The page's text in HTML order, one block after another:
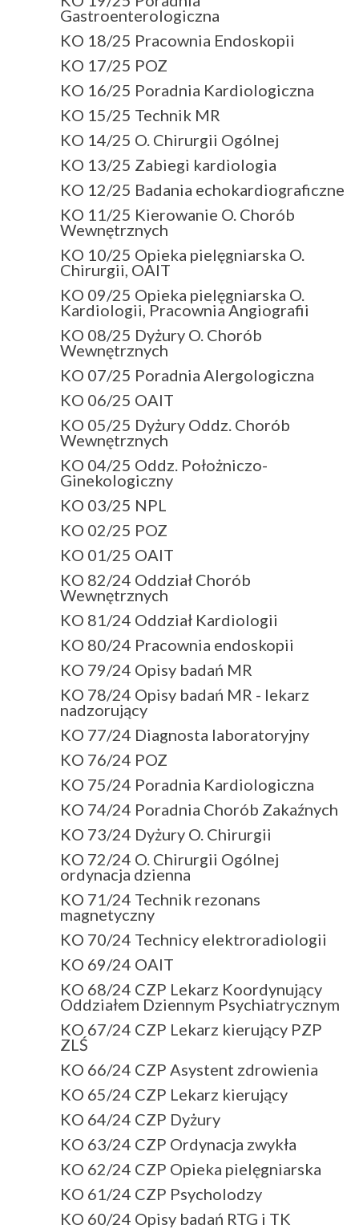
Gastroenterologiczna
KO 18/25 Pracownia Endoskopii
KO 17/25 POZ
KO 16/25 Poradnia Kardiologiczna
KO 15/25 Technik MR
KO 14/25 O. Chirurgii Ogólnej
KO 13/25 Zabiegi kardiologia
KO 12/25 Badania echokardiograficzne
KO 11/25 Kierowanie O. Chorób
Wewnętrznych
KO 10/25 Opieka pielęgniarska O.
Chirurgii, OAIT
KO 09/25 Opieka pielęgniarska O.
Kardiologii, Pracownia Angiografii
KO 08/25 Dyżury O. Chorób
Wewnętrznych
KO 07/25 Poradnia Alergologiczna
KO 06/25 OAIT
KO 05/25 Dyżury Oddz. Chorób
Wewnętrznych
KO 04/25 Oddz. Położniczo-
Ginekologiczny
KO 03/25 NPL
KO 02/25 POZ
KO 01/25 OAIT
KO 82/24 Oddział Chorób
Wewnętrznych
KO 81/24 Oddział Kardiologii
KO 80/24 Pracownia endoskopii
KO 79/24 Opisy badań MR
KO 78/24 Opisy badań MR - lekarz
nadzorujący
KO 77/24 Diagnosta laboratoryjny
KO 76/24 POZ
KO 75/24 Poradnia Kardiologiczna
KO 74/24 Poradnia Chorób Zakaźnych
KO 73/24 Dyżury O. Chirurgii
KO 72/24 O. Chirurgii Ogólnej
ordynacja dzienna
KO 71/24 Technik rezonans
magnetyczny
KO 70/24 Technicy elektroradiologii
KO 69/24 OAIT
KO 68/24 CZP Lekarz Koordynujący
Oddziałem Dziennym Psychiatrycznym
KO 67/24 CZP Lekarz kierujący PZP
ZLŚ
KO 66/24 CZP Asystent zdrowienia
KO 65/24 CZP Lekarz kierujący
KO 64/24 CZP Dyżury
KO 63/24 CZP Ordynacja zwykła
KO 62/24 CZP Opieka pielęgniarska
KO 61/24 CZP Psycholodzy
KO 60/24 Opisy badań RTG i TK